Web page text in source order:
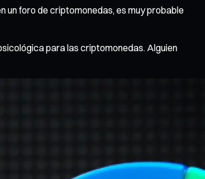
un foro de criptomonedas, es muy probable
para las criptomonedas. Alguien